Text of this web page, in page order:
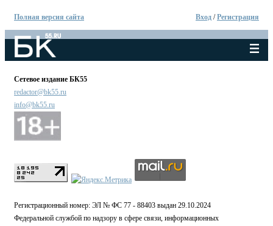
Полная версия сайта Вход /Регистрация
Сетевое издание БК55
redactor@bk55.ru
info@bk55.ru
Регистрационный номер: ЭЛ № ФС 77 - 88403 выдан 29.10.2024
Федеральной службой по надзору в сфере связи, информационных